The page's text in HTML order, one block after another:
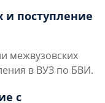
и поступление
межвузовских
в ВУЗ по БВИ.
с